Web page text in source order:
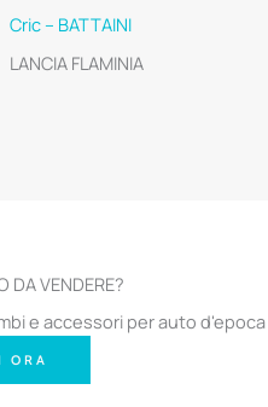
Cric – BATTAINI
LANCIA FLAMINIA
DA VENDERE?
e accessori per auto d'epoca
ORA